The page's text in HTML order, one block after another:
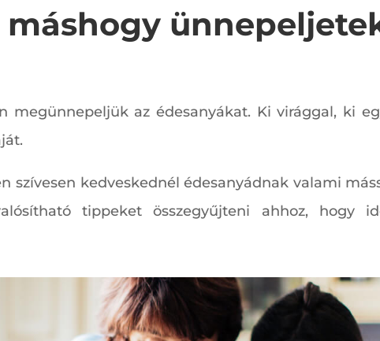
megünnepeljük az édesanyákat. Ki virággal, ki
szívesen kedveskednél édesanyádnak valami
tippeket összegyűjteni ahhoz, hogy